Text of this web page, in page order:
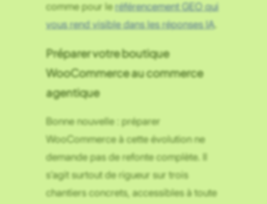
comme pour le référencement GEO qui
vous rend visible dans les réponses IA.
Préparer votre boutique
WooCommerce au commerce
agentique
Bonne nouvelle : préparer
WooCommerce à cette évolution ne
demande pas de refonte complète. Il
s’agit surtout de rigueur sur trois
chantiers concrets, accessibles à toute